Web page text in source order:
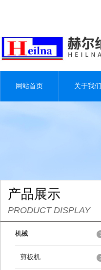
网站首页 关于我们
产品展示
PRODUCT DISPLAY
机械
剪板机